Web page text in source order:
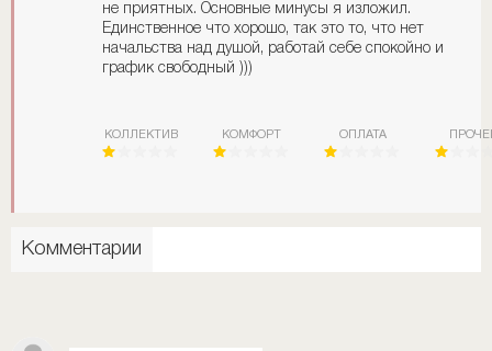
не приятных. Основные минусы я изложил.
Единственное что хорошо, так это то, что нет
начальства над душой, работай себе спокойно и
график свободный )))
КОЛЛЕКТИВ КОМФОРТ ОПЛАТА
Комментарии